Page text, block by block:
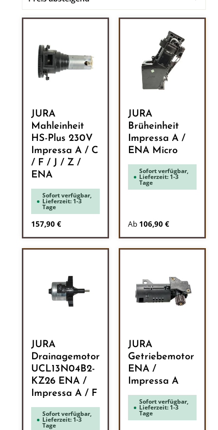
JURA
Mahleinheit
HS-Plus 230V
Impressa A / C
/ F / J / Z /
ENA
Sofort verfügbar,
Lieferzeit: 1-3
Tage
Regulärer Preis:
157,90 €
JURA
Brüheinheit
Impressa A /
ENA Micro
Sofort verfügbar,
Lieferzeit: 1-3
Tage
Ab 106,90 €
JURA
Drainagemotor
UCL13N04B2-
KZ26 ENA /
Impressa A / F
Sofort verfügbar,
Lieferzeit: 1-3
Tage
JURA
Getriebemotor
ENA /
Impressa A
Sofort verfügbar,
Lieferzeit: 1-3
Tage